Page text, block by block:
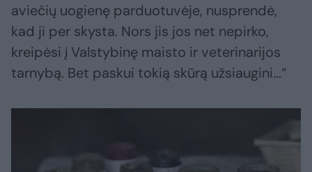
aviečių uogienę parduotuvėje, nusprendė,
kad ji per skysta. Nors jis jos net nepirko,
kreipėsi į Valstybinę maisto ir veterinarijos
tarnybą. Bet paskui tokią skūrą užsiaugini...“